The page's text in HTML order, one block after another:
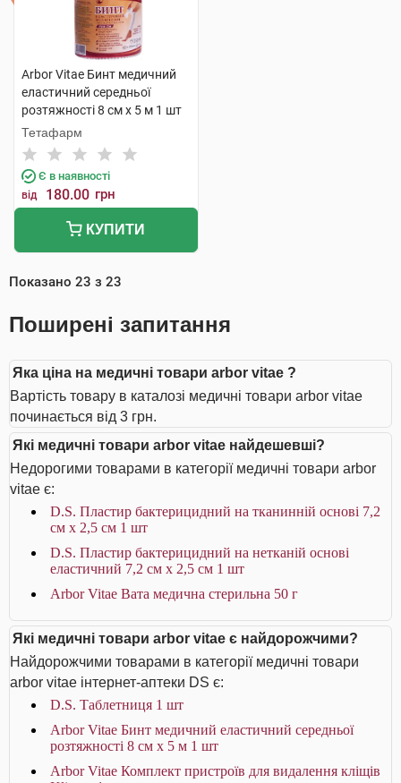
Arbor Vitae Бинт медичний
еластичний середньої
розтяжності 8 см х 5 м 1 шт
Тетафарм
Є в наявності
від 180.00 грн
КУПИТИ
Показано 23 з 23
Поширені запитання
Яка ціна на медичні товари arbor vitae ?
Вартість товару в каталозі медичні товари arbor vitae
починається від 3 грн.
Які медичні товари arbor vitae найдешевші?
Недорогими товарами в категорії медичні товари arbor
vitae є:
D.S. Пластир бактерицидний на тканинній основі 7,2
см х 2,5 см 1 шт
D.S. Пластир бактерицидний на нетканій основі
еластичний 7,2 см х 2,5 см 1 шт
Arbor Vitae Вата медична стерильна 50 г
Які медичні товари arbor vitae є найдорожчими?
Найдорожчими товарами в категорії медичні товари
arbor vitae інтернет-аптеки DS є:
D.S. Таблетниця 1 шт
Arbor Vitae Бинт медичний еластичний середньої
розтяжності 8 см х 5 м 1 шт
Arbor Vitae Комплект пристроїв для видалення кліщів